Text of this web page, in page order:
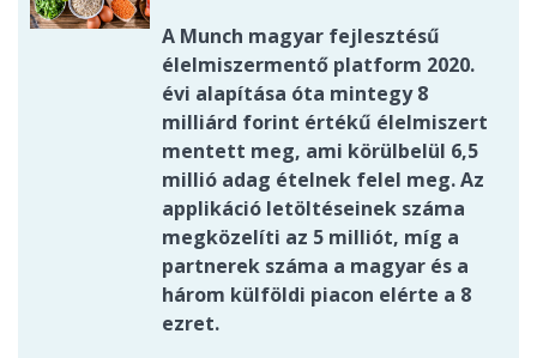
A Munch magyar fejlesztésű
élelmiszermentő platform 2020.
évi alapítása óta mintegy 8
milliárd forint értékű élelmiszert
mentett meg, ami körülbelül 6,5
millió adag ételnek felel meg. Az
applikáció letöltéseinek száma
megközelíti az 5 milliót, míg a
partnerek száma a magyar és a
három külföldi piacon elérte a 8
ezret.